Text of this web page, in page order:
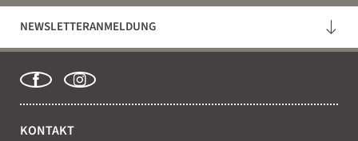
NEWSLETTERANMELDUNG
KONTAKT